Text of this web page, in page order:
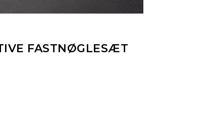
FASTNØGLESÆT